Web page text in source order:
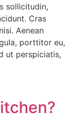
sollicitudin,
Cras
Aenean
porttitor eu,
ut perspiciatis,